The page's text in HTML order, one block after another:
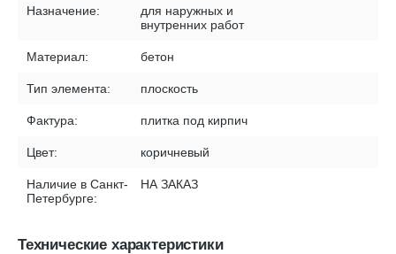
Назначение:
для наружных и
внутренних работ
Материал: бетон
Тип элемента: плоскость
Фактура: плитка под кирпич
Цвет: коричневый
Наличие в Санкт-
Петербурге:
НА ЗАКАЗ
Технические характеристики